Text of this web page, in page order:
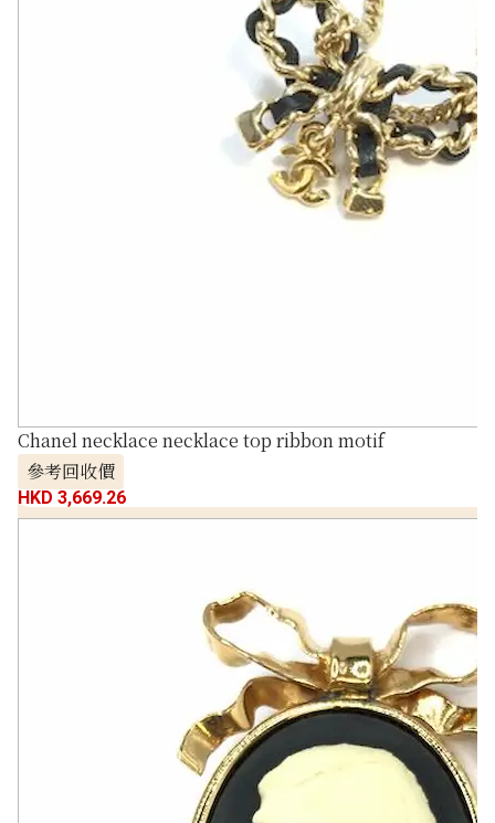
Chanel necklace necklace top ribbon motif
參考回收價
HKD 3,669.26